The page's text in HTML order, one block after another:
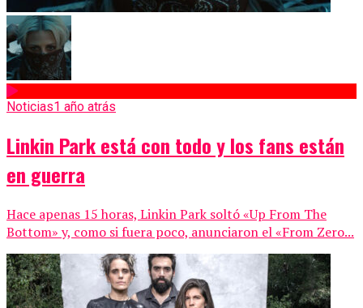
Noticias1 año atrás
Linkin Park está con todo y los fans están
en guerra
Hace apenas 15 horas, Linkin Park soltó «Up From The
Bottom» y, como si fuera poco, anunciaron el «From Zero...